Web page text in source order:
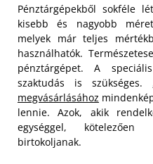
Pénztárgépekből sokféle
kisebb és nagyobb
melyek már teljes
használhatók.
pénztárgépet. A
szaktudás is szükséges.
megvásárlásához
lennie. Azok, akik
egységgel,
birtokoljanak.